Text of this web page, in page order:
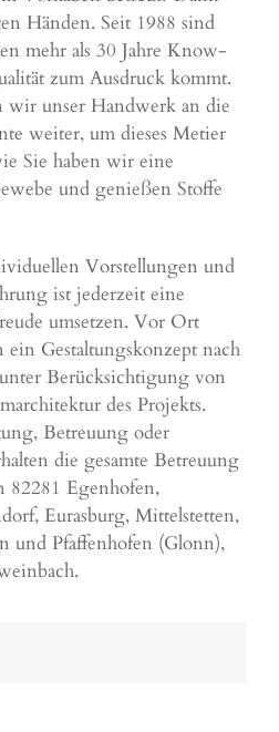
Händen. Seit 1988 sind
mehr als 30 Jahre Know-
zum Ausdruck kommt.
wir unser Handwerk an die
weiter, um dieses Metier
Sie haben wir eine
und genießen Stoffe
Vorstellungen und
ist jederzeit eine
umsetzen. Vor Ort
Gestaltungskonzept nach
Berücksichtigung von
des Projekts.
Betreuung oder
die gesamte Betreuung
82281 Egenhofen,
, Eurasburg, Mittelstetten,
und Pfaffenhofen (Glonn),
.